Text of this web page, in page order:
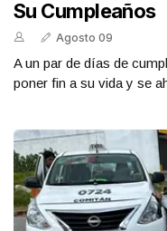
Su Cumpleaños
Agosto 09
A un par de días de
poner fin a su vida y se